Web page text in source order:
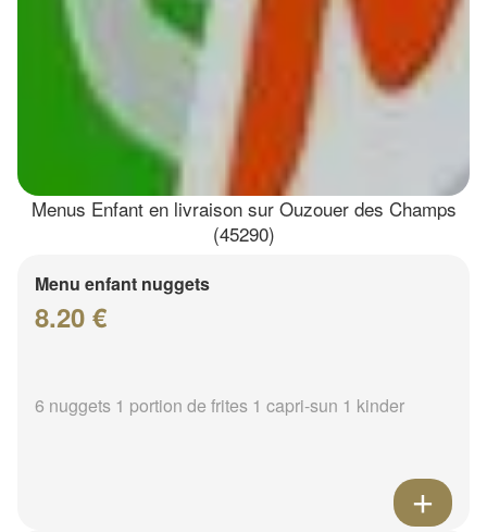
Menus Enfant en livraison sur Ouzouer des Champs
(45290)
Menu enfant nuggets
8.20 €
6 nuggets 1 portion de frites 1 capri-sun 1 kinder